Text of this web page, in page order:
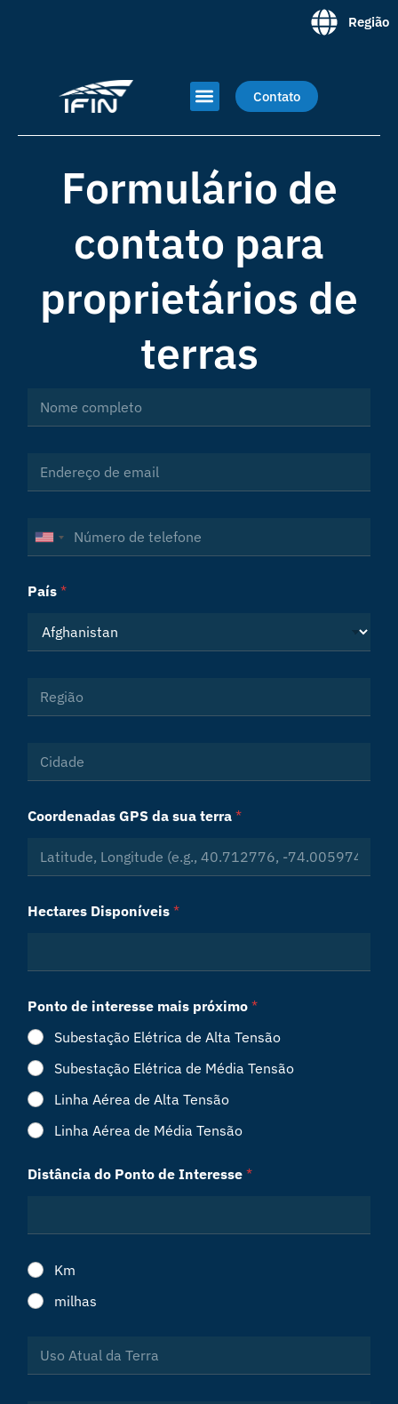
Região
Menu Contato
Formulário de
contato para
proprietários de
terras
País *
Coordenadas GPS da sua terra *
Hectares Disponíveis *
Ponto de interesse mais próximo *
Subestação Elétrica de Alta Tensão
Subestação Elétrica de Média Tensão
Linha Aérea de Alta Tensão
Linha Aérea de Média Tensão
Distância do Ponto de Interesse *
Km
milhas